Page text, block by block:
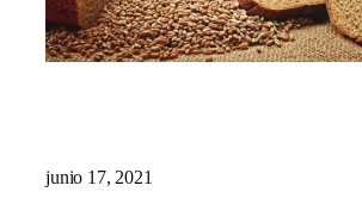
junio 17, 2021